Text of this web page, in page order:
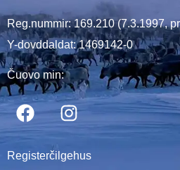
Reg.nummir: 169.210 (7.3.1997,
Y-dovddaldat: 1469142-0
Čuovo min:
Registerčilgehus